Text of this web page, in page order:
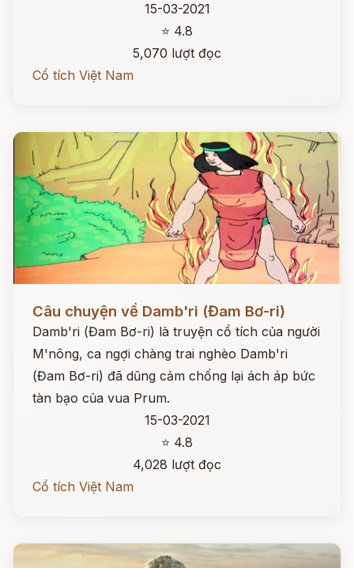
15-03-2021
⭐ 4.8
5,070 lượt đọc
Cổ tích Việt Nam
Câu chuyện về Damb'ri (Đam Bơ-ri)
Damb'ri (Đam Bơ-ri) là truyện cổ tích của người
M'nông, ca ngợi chàng trai nghèo Damb'ri
(Đam Bơ-ri) đã dũng cảm chống lại ách áp bức
tàn bạo của vua Prum.
15-03-2021
⭐ 4.8
4,028 lượt đọc
Cổ tích Việt Nam